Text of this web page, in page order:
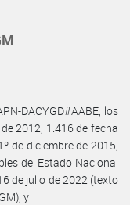
DACYGD#AABE, los
2012, 1.416 de fecha
de diciembre de 2015,
del Estado Nacional
de julio de 2022 (texto
y